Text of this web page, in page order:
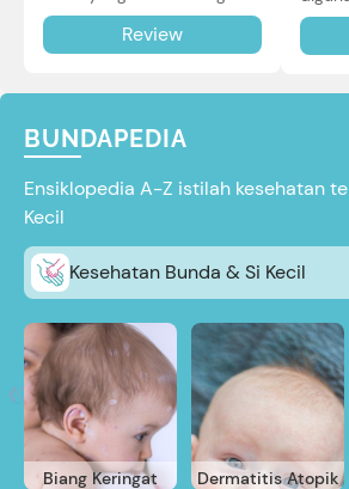
teknologi Air Through
Technology.Review
baru
BUNDAPEDIA
Ensiklopedia A-Z istilah kesehatan
Kecil
Kesehatan Bunda & Si Kecil
Biang Keringat Dermatitis Atopik